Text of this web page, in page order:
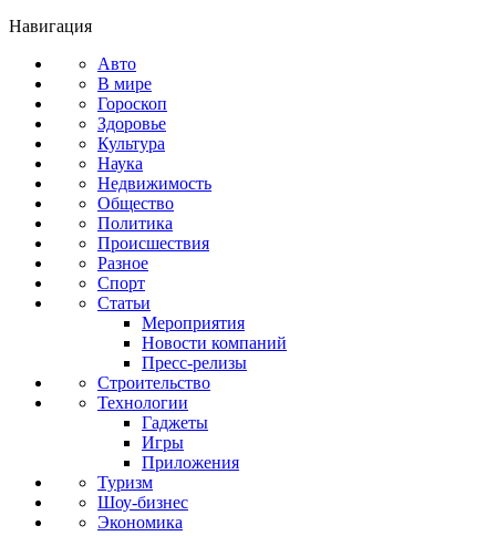
Навигация
Авто
В мире
Гороскоп
Здоровье
Культура
Наука
Недвижимость
Общество
Политика
Происшествия
Разное
Спорт
Статьи
Мероприятия
Новости компаний
Пресс-релизы
Строительство
Технологии
Гаджеты
Игры
Приложения
Туризм
Шоу-бизнес
Экономика